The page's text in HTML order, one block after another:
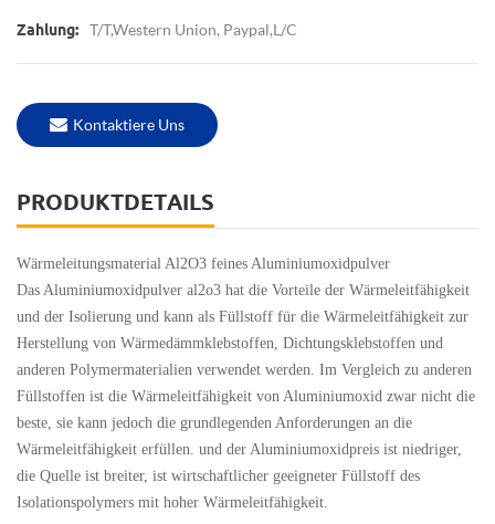
Zahlung: T/T,Western Union, Paypal,L/C
Kontaktiere Uns
PRODUKTDETAILS
Wärmeleitungsmaterial Al2O3 feines Aluminiumoxidpulver
Das Aluminiumoxidpulver al2o3 hat die Vorteile der Wärmeleitfähigkeit
und der Isolierung und kann als Füllstoff für die Wärmeleitfähigkeit zur
Herstellung von Wärmedämmklebstoffen, Dichtungsklebstoffen und
anderen Polymermaterialien verwendet werden. Im Vergleich zu anderen
Füllstoffen ist die Wärmeleitfähigkeit von Aluminiumoxid zwar nicht die
beste, sie kann jedoch die grundlegenden Anforderungen an die
Wärmeleitfähigkeit erfüllen. und der Aluminiumoxidpreis ist niedriger,
die Quelle ist breiter, ist wirtschaftlicher geeigneter Füllstoff des
Isolationspolymers mit hoher Wärmeleitfähigkeit.